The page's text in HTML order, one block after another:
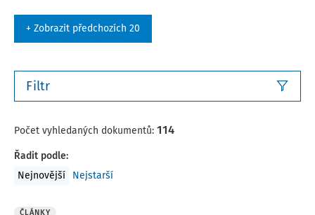
+ Zobrazit předchozích 20
Filtr
Počet vyhledaných dokumentů: 114
Řadit podle:
Nejnovější
Nejstarší
ČLÁNKY